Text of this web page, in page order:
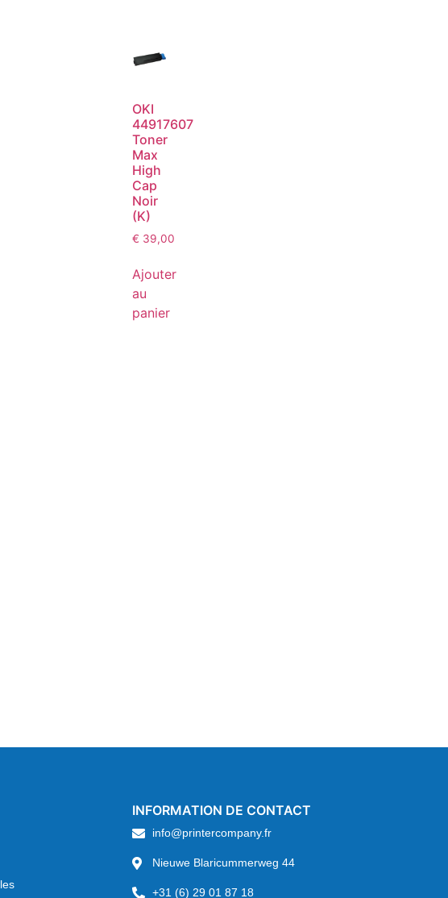
OKI
44917607
Toner
Max
High
Cap
Noir
(K)
€ 39,00
Ajouter
au
panier
INFORMATION DE CONTACT
info@printercompany.fr
Nieuwe Blaricummerweg 44
+31 (6) 29 01 87 18